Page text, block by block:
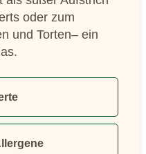
oder zum
und Torten– ein